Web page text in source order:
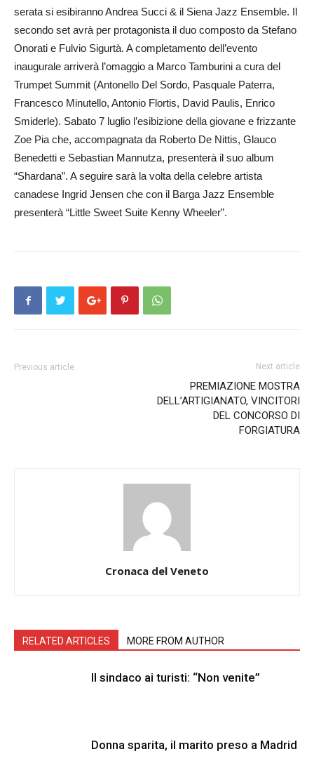
serata si esibiranno Andrea Succi & il Siena Jazz Ensemble. Il
secondo set avrà per protagonista il duo composto da Stefano
Onorati e Fulvio Sigurtà. A completamento dell’evento
inaugurale arriverà l’omaggio a Marco Tamburini a cura del
Trumpet Summit (Antonello Del Sordo, Pasquale Paterra,
Francesco Minutello, Antonio Flortis, David Paulis, Enrico
Smiderle). Sabato 7 luglio l’esibizione della giovane e frizzante
Zoe Pia che, accompagnata da Roberto De Nittis, Glauco
Benedetti e Sebastian Mannutza, presenterà il suo album
“Shardana”. A seguire sarà la volta della celebre artista
canadese Ingrid Jensen che con il Barga Jazz Ensemble
presenterà “Little Sweet Suite Kenny Wheeler”.
Previous article Next article
PREMIAZIONE MOSTRA
DELL’ARTIGIANATO, VINCITORI
DEL CONCORSO DI
FORGIATURA
Cronaca del Veneto
RELATED ARTICLES MORE FROM AUTHOR
Il sindaco ai turisti: “Non venite”
Donna sparita, il marito preso a Madrid